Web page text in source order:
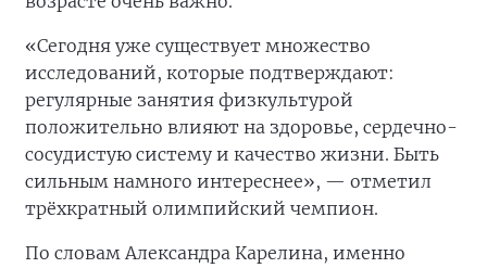
«Сегодня уже существует множество
исследований, которые подтверждают:
регулярные занятия физкультурой
положительно влияют на здоровье, сердечно-
сосудистую систему и качество жизни. Быть
сильным намного интереснее», — отметил
трёхкратный олимпийский чемпион.
По словам Александра Карелина, именно